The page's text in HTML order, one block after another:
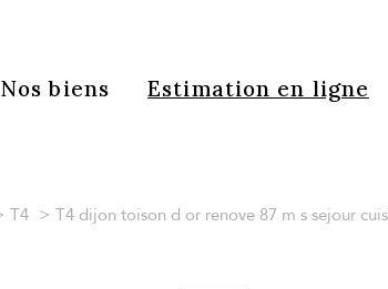
Nos biens Estimation en ligne
T4 T4 dijon toison d or renove 87 m s sejour